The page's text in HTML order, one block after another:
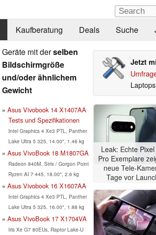
Kaufberatung Deals Suche
Geräte mit derselben
Bildschirmgröße
und/oder ähnlichem
Gewicht
Asus Vivobook 14 X1407AA
Tests und Spezifikationen
Intel Graphics 4 Xe3 PTL, Panther
Lake Ultra 5 325, 14.00", 1.46 kg
Asus VivoBook 18 M1807GA
Radeon 840M, Strix / Gorgon Point
Ryzen AI 7 445, 18.00", 2.6 kg
Asus Vivobook 16 X1607AA
Intel Graphics 4 Xe3 PTL, Panther
Lake Ultra 5 325, 16.00", 1.88 kg
Asus VivoBook 17 X1704VA
Iris Xe G7 80EUs, Raptor Lake-U
Jetzt
Leak: Echte Pixel
Pro Exemplare
neue Tele-
Tage vor